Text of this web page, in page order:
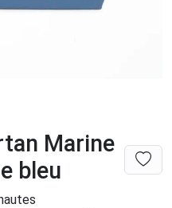
Marine
bleu